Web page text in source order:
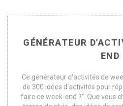
GÉNÉRATEUR
END
Ce générateur d'activités de
de 300 idées d'activités pour
faire ce week-end ?". Que vous